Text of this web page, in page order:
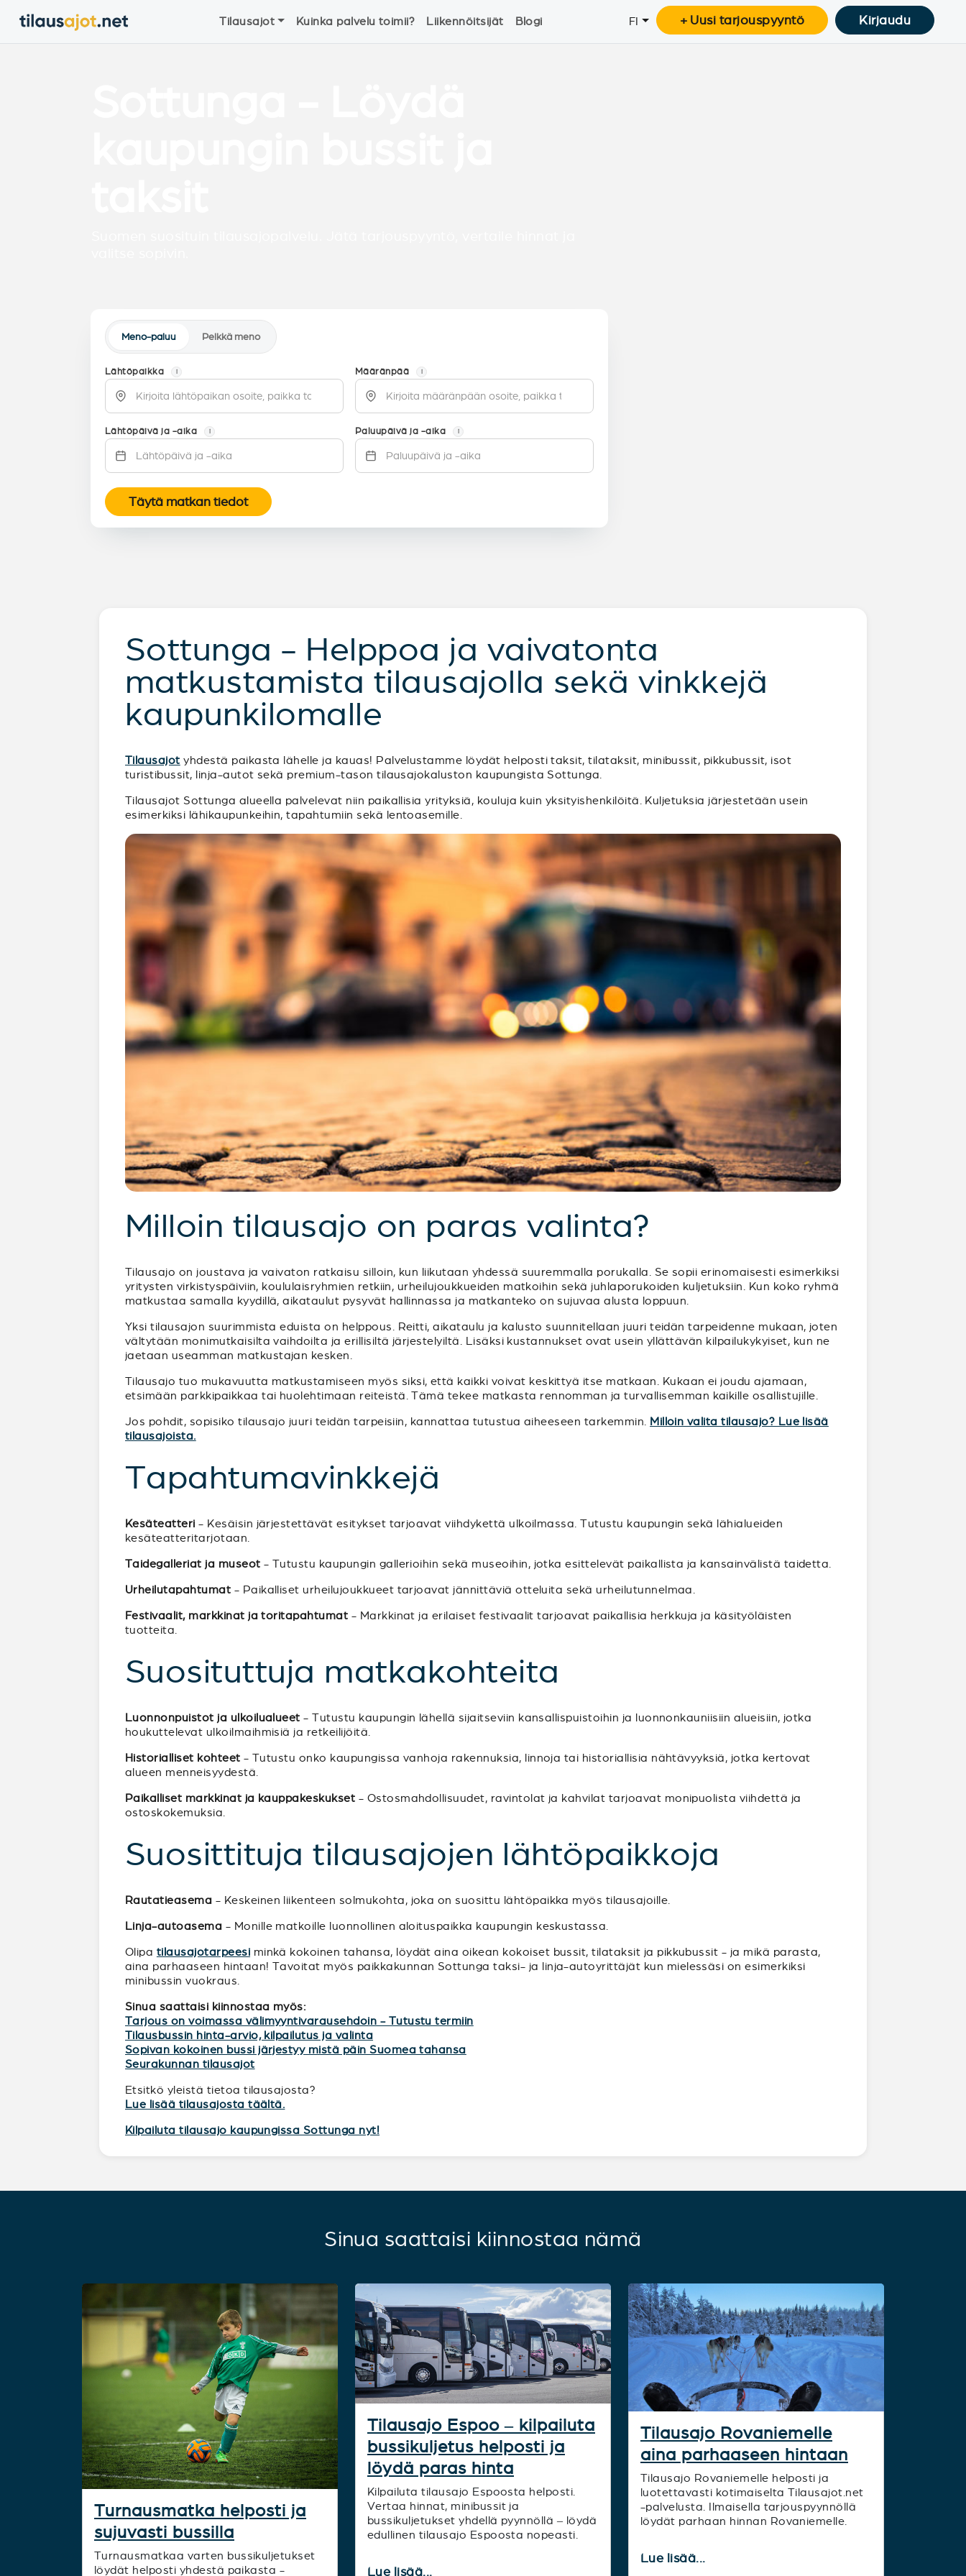
Tilausajot Kuinka palvelu toimii? Liikennöitsijät Blogi FI + Uusi tarjouspyyntö Kirjaudu
Meno-paluu Pelkkä meno
Lähtöpaikka i Määränpää i
Lähtöpäivä ja -aika i Paluupäivä ja -aika i
Täytä matkan tiedot
Sottunga - Helppoa ja vaivatonta
matkustamista tilausajolla sekä vinkkejä
kaupunkilomalle
Tilausajot yhdestä paikasta lähelle ja kauas! Palvelustamme löydät helposti taksit, tilataksit, minibussit, pikkubussit, isot
turistibussit, linja-autot sekä premium-tason tilausajokaluston kaupungista Sottunga.
Tilausajot Sottunga alueella palvelevat niin paikallisia yrityksiä, kouluja kuin yksityishenkilöitä. Kuljetuksia järjestetään usein
esimerkiksi lähikaupunkeihin, tapahtumiin sekä lentoasemille.
Milloin tilausajo on paras valinta?
Tilausajo on joustava ja vaivaton ratkaisu silloin, kun liikutaan yhdessä suuremmalla porukalla. Se sopii erinomaisesti esimerkiksi
yritysten virkistyspäiviin, koululaisryhmien retkiin, urheilujoukkueiden matkoihin sekä juhlaporukoiden kuljetuksiin. Kun koko ryhmä
matkustaa samalla kyydillä, aikataulut pysyvät hallinnassa ja matkanteko on sujuvaa alusta loppuun.
Yksi tilausajon suurimmista eduista on helppous. Reitti, aikataulu ja kalusto suunnitellaan juuri teidän tarpeidenne mukaan, joten
vältytään monimutkaisilta vaihdoilta ja erillisiltä järjestelyiltä. Lisäksi kustannukset ovat usein yllättävän kilpailukykyiset, kun ne
jaetaan useamman matkustajan kesken.
Tilausajo tuo mukavuutta matkustamiseen myös siksi, että kaikki voivat keskittyä itse matkaan. Kukaan ei joudu ajamaan,
etsimään parkkipaikkaa tai huolehtimaan reiteistä. Tämä tekee matkasta rennomman ja turvallisemman kaikille osallistujille.
Jos pohdit, sopisiko tilausajo juuri teidän tarpeisiin, kannattaa tutustua aiheeseen tarkemmin. Milloin valita tilausajo? Lue lisää
tilausajoista.
Tapahtumavinkkejä
Kesäteatteri - Kesäisin järjestettävät esitykset tarjoavat viihdykettä ulkoilmassa. Tutustu kaupungin sekä lähialueiden
kesäteatteritarjotaan.
Taidegalleriat ja museot - Tutustu kaupungin gallerioihin sekä museoihin, jotka esittelevät paikallista ja kansainvälistä taidetta.
Urheilutapahtumat - Paikalliset urheilujoukkueet tarjoavat jännittäviä otteluita sekä urheilutunnelmaa.
Festivaalit, markkinat ja toritapahtumat - Markkinat ja erilaiset festivaalit tarjoavat paikallisia herkkuja ja käsityöläisten
tuotteita.
Suosituttuja matkakohteita
Luonnonpuistot ja ulkoilualueet - Tutustu kaupungin lähellä sijaitseviin kansallispuistoihin ja luonnonkauniisiin alueisiin, jotka
houkuttelevat ulkoilmaihmisiä ja retkeilijöitä.
Historialliset kohteet - Tutustu onko kaupungissa vanhoja rakennuksia, linnoja tai historiallisia nähtävyyksiä, jotka kertovat
alueen menneisyydestä.
Paikalliset markkinat ja kauppakeskukset - Ostosmahdollisuudet, ravintolat ja kahvilat tarjoavat monipuolista viihdettä ja
ostoskokemuksia.
Suosittituja tilausajojen lähtöpaikkoja
Rautatieasema - Keskeinen liikenteen solmukohta, joka on suosittu lähtöpaikka myös tilausajoille.
Linja-autoasema - Monille matkoille luonnollinen aloituspaikka kaupungin keskustassa.
Olipa tilausajotarpeesi minkä kokoinen tahansa, löydät aina oikean kokoiset bussit, tilataksit ja pikkubussit - ja mikä parasta,
aina parhaaseen hintaan! Tavoitat myös paikkakunnan Sottunga taksi- ja linja-autoyrittäjät kun mielessäsi on esimerkiksi
minibussin vuokraus.
Sinua saattaisi kiinnostaa myös:
Tarjous on voimassa välimyyntivarausehdoin - Tutustu termiin
Tilausbussin hinta-arvio, kilpailutus ja valinta
Sopivan kokoinen bussi järjestyy mistä päin Suomea tahansa
Seurakunnan tilausajot
Etsitkö yleistä tietoa tilausajosta?
Lue lisää tilausajosta täältä.
Kilpailuta tilausajo kaupungissa Sottunga nyt!
Sinua saattaisi kiinnostaa nämä
Turnausmatka helposti ja
sujuvasti bussilla
Turnausmatkaa varten bussikuljetukset
löydät helposti yhdestä paikasta -
Tilausajo Espoo – kilpailuta
bussikuljetus helposti ja
löydä paras hinta
Kilpailuta tilausajo Espoosta helposti.
Vertaa hinnat, minibussit ja
bussikuljetukset yhdellä pyynnöllä – löydä
edullinen tilausajo Espoosta nopeasti.
Lue lisää...
Tilausajo Rovaniemelle
aina parhaaseen hintaan
Tilausajo Rovaniemelle helposti ja
luotettavasti kotimaiselta Tilausajot.net
-palvelusta. Ilmaisella tarjouspyynnöllä
löydät parhaan hinnan Rovaniemelle.
Lue lisää...